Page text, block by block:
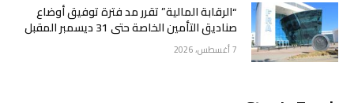
“الرقابة المالية” تقرر مد فترة توفيق أوضاع
صناديق التأمين الخاصة حتى 31 ديسمبر المقبل
7 أغسطس، 2026